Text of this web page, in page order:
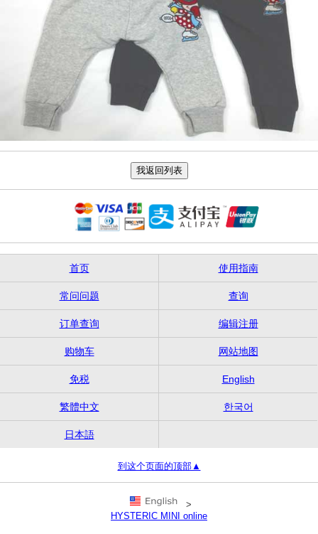
首页 使用指南
常问问题 查询
订单查询 编辑注册
购物车 网站地图
免税 English
繁體中文 한국어
日本語
到这个页面的顶部▲
>
HYSTERIC MINI online